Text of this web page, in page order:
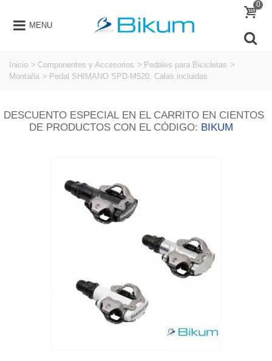
MENU
0
Inicio > Componentes y Accesorios > Pedales para Bicicletas >
Montaña > Pedal SHIMANO SPD-M520. Calas incluidas
DESCUENTO ESPECIAL EN EL CARRITO EN CIENTOS
DE PRODUCTOS CON EL CÓDIGO: BIKUM